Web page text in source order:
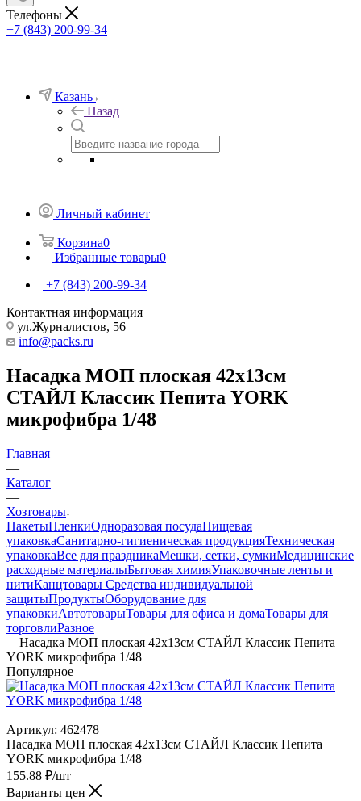
Телефоны
+7 (843) 200-99-34
Казань
Назад
Личный кабинет
Корзина0
Избранные товары0
+7 (843) 200-99-34
Контактная информация
ул.Журналистов, 56
info@packs.ru
Насадка МОП плоская 42х13см
СТАЙЛ Классик Пепита YORK
микрофибра 1/48
Главная
—
Каталог
—
Хозтовары
ПакетыПленкиОдноразовая посудаПищевая
упаковкаСанитарно-гигиеническая продукцияТехническая
упаковкаВсе для праздникаМешки, сетки, сумкиМедицинские
расходные материалыБытовая химияУпаковочные ленты и
нитиКанцтовары Средства индивидуальной
защитыПродуктыОборудование для
упаковкиАвтотоварыТовары для офиса и домаТовары для
торговлиРазное
—Насадка МОП плоская 42х13см СТАЙЛ Классик Пепита
YORK микрофибра 1/48
Популярное
Артикул: 462478
Насадка МОП плоская 42х13см СТАЙЛ Классик Пепита
YORK микрофибра 1/48
155.88 ₽/шт
Варианты цен